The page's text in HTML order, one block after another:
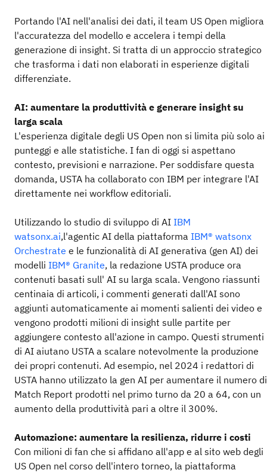
Portando l'AI nell'analisi dei dati, il team US Open migliora
l'accuratezza del modello e accelera i tempi della
generazione di insight. Si tratta di un approccio strategico
che trasforma i dati non elaborati in esperienze digitali
differenziate.
AI: aumentare la produttività e generare insight su
larga scala
L'esperienza digitale degli US Open non si limita più solo ai
punteggi e alle statistiche. I fan di oggi si aspettano
contesto, previsioni e narrazione. Per soddisfare questa
domanda, USTA ha collaborato con IBM per integrare l'AI
direttamente nei workflow editoriali.
Utilizzando lo studio di sviluppo di AI IBM
watsonx.ai,l'agentic AI della piattaforma IBM® watsonx
Orchestrate e le funzionalità di AI generativa (gen AI) dei
modelli IBM® Granite, la redazione USTA produce ora
contenuti basati sull' AI su larga scala. Vengono riassunti
centinaia di articoli, i commenti generati dall'AI sono
aggiunti automaticamente ai momenti salienti dei video e
vengono prodotti milioni di insight sulle partite per
aggiungere contesto all'azione in campo. Questi strumenti
di AI aiutano USTA a scalare notevolmente la produzione
dei propri contenuti. Ad esempio, nel 2024 i redattori di
USTA hanno utilizzato la gen AI per aumentare il numero di
Match Report prodotti nel primo turno da 20 a 64, con un
aumento della produttività pari a oltre il 300%.
Automazione: aumentare la resilienza, ridurre i costi
Con milioni di fan che si affidano all'app e al sito web degli
US Open nel corso dell'intero torneo, la piattaforma